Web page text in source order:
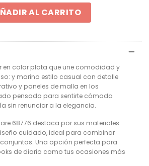
y marino estilo casual con detalle
AL CARRITO
en color plata que une comodidad y
y marino estilo casual con detalle
y paneles de malla en los
pensado para sentirte cómoda
sin renunciar a la elegancia.
68776 destaca por sus materiales
cuidado, ideal para combinar
Una opción perfecta para
de diario como tus ocasiones más